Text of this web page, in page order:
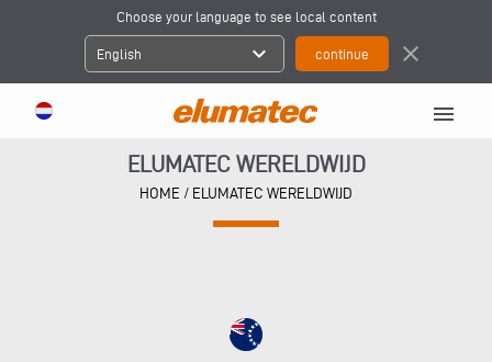
Choose your language to see local content
English expand_more close
menu
ELUMATEC WERELDWIJD
HOME / ELUMATEC WERELDWIJD